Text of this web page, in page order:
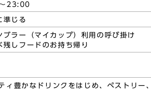
23:00
準じる
ブラー（マイカップ）利用の呼び掛け
残しフードのお持ち帰り
豊かなドリンクをはじめ、ペストリー、